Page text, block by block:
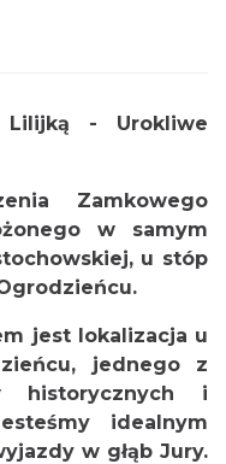
Lilijką - Urokliwe
Zamkowego
w samym
u stóp
jest lokalizacja u
jednego z
historycznych i
idealnym
w głąb Jury.